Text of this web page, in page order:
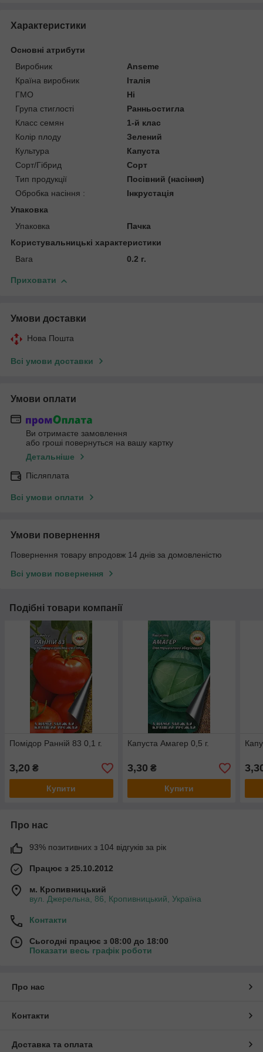
Характеристики
Основні атрибути
Виробник
Anseme
Країна виробник
Італія
ГМО
Ні
Група стиглості
Ранньостигла
Класс семян
1-й клас
Колір плоду
Зелений
Культура
Капуста
Сорт/Гібрид
Сорт
Тип продукції
Посівний (насіння)
Обробка насіння :
Інкрустація
Упаковка
Упаковка
Пачка
Користувальницькі характеристики
Вага
0.2 г.
Приховати
Умови доставки
Нова Пошта
Всі умови доставки
Умови оплати
Ви отримаєте замовлення
або гроші повернуться на вашу картку
Детальніше
Післяплата
Всі умови оплати
Умови повернення
Повернення товару впродовж 14 днів за домовленістю
Всі умови повернення
Подібні товари компанії
Помідор Ранній 83 0,1 г.
3,20 ₴
Купити
Капуста Амагер 0,5 г.
3,30 ₴
Купити
Про нас
93% позитивних з 104 відгуків за рік
Працює з 25.10.2012
м. Кропивницький
вул. Джерельна, 86, Кропивницький, Україна
Контакти
Сьогодні працює з 08:00 до 18:00
Показати весь графік роботи
Про нас
Контакти
Доставка та оплата